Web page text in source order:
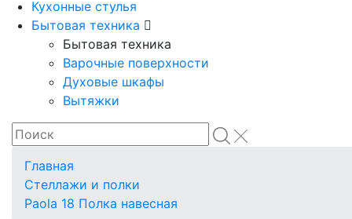
Кухонные стулья
Бытовая техника
Бытовая техника
Варочные поверхности
Духовые шкафы
Вытяжки
Главная
Стеллажи и полки
Paola 18 Полка навесная